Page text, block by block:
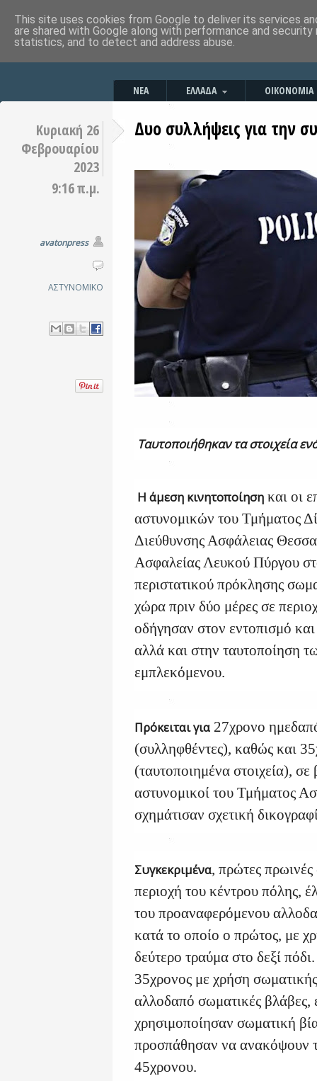
ΝΕΑ ΕΛΛΑΔΑ ΟΙΚΟΝΟΜΙΑ
Κυριακή 26
Φεβρουαρίου
2023
9:16 π.μ.
avatonpress
ΑΣΤΥΝΟΜΙΚΟ
Δυο συλλήψεις για την
Ταυτοποιήθηκαν τα στοιχεία
Η άμεση κινητοποίηση και οι
αστυνομικών του Τμήματος
Διεύθυνσης Ασφάλειας
Ασφαλείας Λευκού Πύργου
περιστατικού πρόκλησης
χώρα πριν δύο μέρες σε
οδήγησαν στον εντοπισμό
αλλά και στην ταυτοποίηση
εμπλεκόμενου.
Πρόκειται για 27χρονο
(συλληφθέντες), καθώς και
(ταυτοποιημένα στοιχεία),
αστυνομικοί του Τμήματος
σχημάτισαν σχετική
Συγκεκριμένα, πρώτες
περιοχή του κέντρου πόλης,
του προαναφερόμενου
κατά το οποίο ο πρώτος, με
δεύτερο τραύμα στο δεξί
35χρονος με χρήση
αλλοδαπό σωματικές βλάβες,
χρησιμοποίησαν σωματική
προσπάθησαν να ανακόψουν
45χρονου.
This site uses cookies from Google to deliver its services
are shared with Google along with performance and
statistics, and to detect and address abuse.